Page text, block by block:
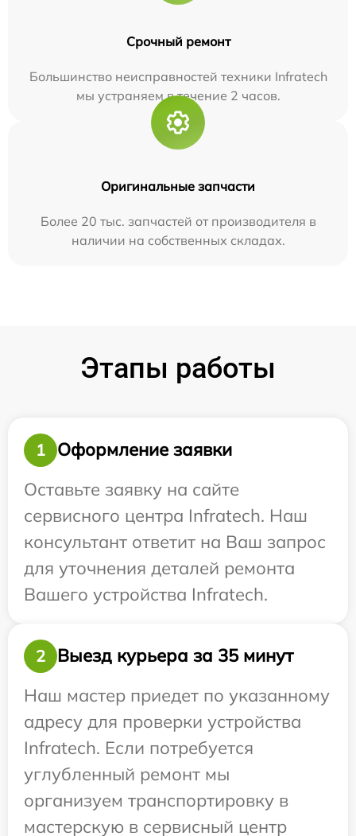
Срочный ремонт
Большинство неисправностей техники Infratech
мы устраняем в течение 2 часов.
Оригинальные запчасти
Более 20 тыс. запчастей от производителя в
наличии на собственных складах.
Этапы работы
1
Оформление заявки
Оставьте заявку на сайте
сервисного центра Infratech. Наш
консультант ответит на Ваш запрос
для уточнения деталей ремонта
Вашего устройства Infratech.
2
Выезд курьера за 35 минут
Наш мастер приедет по указанному
адресу для проверки устройства
Infratech. Если потребуется
углубленный ремонт мы
организуем транспортировку в
мастерскую в сервисный центр